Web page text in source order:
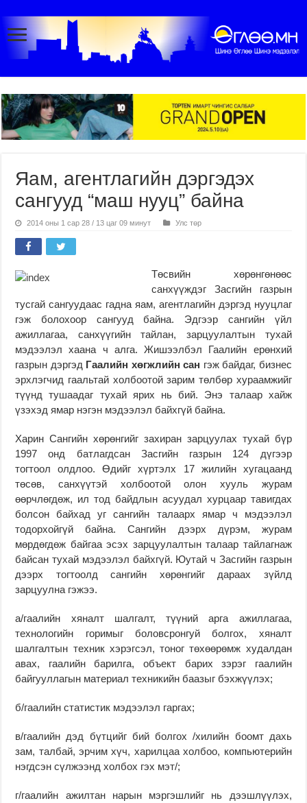
Яам, агентлагийн дэргэдэх
сангууд “маш нууц” байна
2014 оны 1 сар 28 / 13 цаг 09 минут Улс төр
Төсвийн хөрөнгөнөөс
санхүүждэг Засгийн газрын
тусгай сангуудаас гадна яам, агентлагийн дэргэд нууцлаг
гэж болохоор сангууд байна. Эдгээр сангийн үйл
ажиллагаа, санхүүгийн тайлан, зарцуулалтын тухай
мэдээлэл хаана ч алга. Жишээлбэл Гаалийн ерөнхий
газрын дэргэд Гаалийн хөгжлийн сан гэж байдаг, бизнес
эрхлэгчид гаальтай холбоотой зарим төлбөр хураамжийг
түүнд тушаадаг тухай ярих нь бий. Энэ талаар хайж
үзэхэд ямар нэгэн мэдээлэл байхгүй байна.
Харин Сангийн хөрөнгийг захиран зарцуулах тухай бүр
1997 онд батлагдсан Засгийн газрын 124 дүгээр
тогтоол олдлоо. Өдийг хүртэлх 17 жилийн хугацаанд
төсөв, санхүүтэй холбоотой олон хууль журам
өөрчлөгдөж, ил тод байдлын асуудал хурцаар тавигдах
болсон байхад уг сангийн талаарх ямар ч мэдээлэл
тодорхойгүй байна. Сангийн дээрх дүрэм, журам
мөрдөгдөж байгаа эсэх зарцуулалтын талаар тайлагнаж
байсан тухай мэдээлэл байхгүй. Юутай ч Засгийн газрын
дээрх тогтоолд сангийн хөрөнгийг дараах зүйлд
зарцуулна гэжээ.
а/гаалийн хяналт шалгалт, түүний арга ажиллагаа,
технологийн горимыг боловсронгуй болгох, хяналт
шалгалтын техник хэрэгсэл, тоног төхөөрөмж худалдан
авах, гаалийн барилга, объект барих зэрэг гаалийн
байгууллагын материал техникийн баазыг бэхжүүлэх;
б/гаалийн статистик мэдээлэл гаргах;
в/гаалийн дэд бүтцийг бий болгох /хилийн боомт дахь
зам, талбай, эрчим хүч, харилцаа холбоо, компьютерийн
нэгдсэн сүлжээнд холбох гэх мэт/;
г/гаалийн ажилтан нарын мэргэшлийг нь дээшлүүлэх,